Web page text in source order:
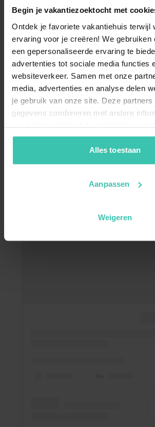
Begin je vakantiezoektocht met
Ontdek je favoriete vakantiehuis terwijl
ervaring voor je creëren! We gebruiken
een gepersonaliseerde ervaring te
advertenties tot sociale media functies
websiteverkeer. Samen met onze
media, advertenties en analyse delen
je gebruik van onze site. Deze partners
gegevens combineren met andere
hen hebt gedeeld of die zij hebben
van je gebruik van hun diensten. Zo
jouw vakantiezoektocht soepel en op
Alles toestaan
Aanpassen
Weigeren